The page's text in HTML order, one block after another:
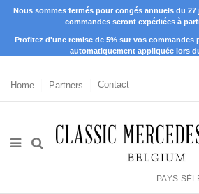
Nous sommes fermés pour congés annuels du
commandes seront expédiées à
Profitez d'une remise de 5% sur vos commandes
automatiquement appliquée lors
Home Partners Contact
PAYS